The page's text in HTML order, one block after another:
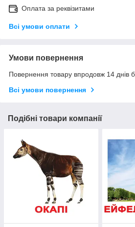
Оплата за реквізитами
Всі умови оплати
Умови повернення
Повернення товару впродовж 14 днів
Всі умови повернення
Подібні товари компанії